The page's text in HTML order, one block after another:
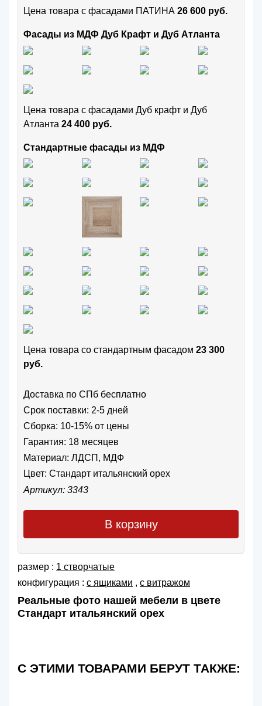
Цена товара с фасадами ПАТИНА 26 600 руб.
Фасады из МДФ Дуб Крафт и Дуб Атланта
Цена товара с фасадами Дуб крафт и Дуб
Атланта 24 400 руб.
Стандартные фасады из МДФ
Цена товара cо стандартным фасадом 23 300
руб.
Доставка по СПб бесплатно
Срок поставки: 2-5 дней
Сборка: 10-15% от цены
Гарантия: 18 месяцев
Материал: ЛДСП, МДФ
Цвет: Стандарт итальянский орех
Артикул: 3343
В корзину
размер : 1 створчатые
конфигурация : с ящиками , с витражом
Реальные фото нашей мебели в цвете
Стандарт итальянский орех
С ЭТИМИ ТОВАРАМИ БЕРУТ ТАКЖЕ: